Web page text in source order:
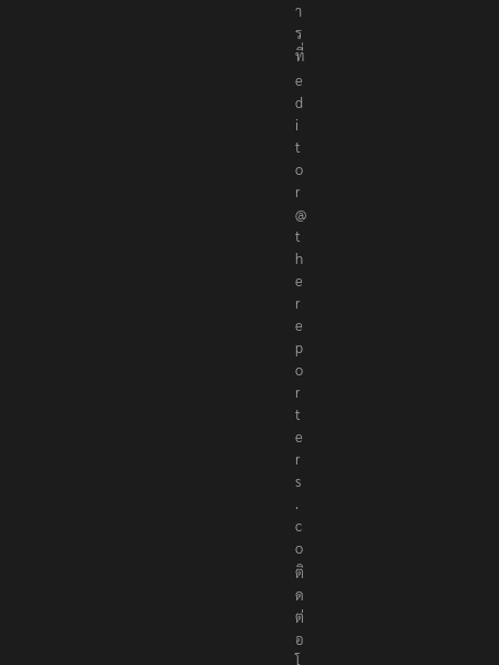
า
ร
ที่
e
d
i
t
o
r
@
t
h
e
r
e
p
o
r
t
e
r
s
.
c
o
ติ
ด
ต่
อ